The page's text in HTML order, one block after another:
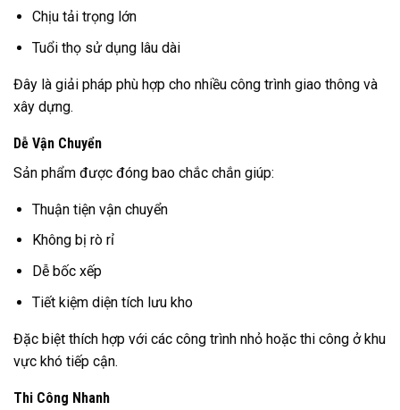
Chịu tải trọng lớn
Tuổi thọ sử dụng lâu dài
Đây là giải pháp phù hợp cho nhiều công trình giao thông và
xây dựng.
Dễ Vận Chuyển
Sản phẩm được đóng bao chắc chắn giúp:
Thuận tiện vận chuyển
Không bị rò rỉ
Dễ bốc xếp
Tiết kiệm diện tích lưu kho
Đặc biệt thích hợp với các công trình nhỏ hoặc thi công ở khu
vực khó tiếp cận.
Thi Công Nhanh